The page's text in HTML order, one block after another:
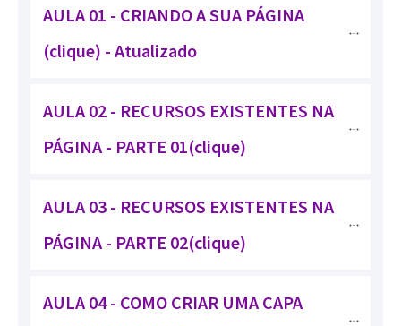
AULA 01 - CRIANDO A SUA PÁGINA
(clique) - Atualizado
AULA 02 - RECURSOS EXISTENTES NA
PÁGINA - PARTE 01(clique)
AULA 03 - RECURSOS EXISTENTES NA
PÁGINA - PARTE 02(clique)
AULA 04 - COMO CRIAR UMA CAPA